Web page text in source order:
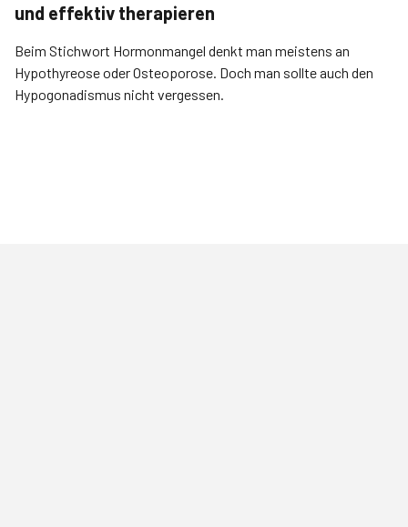
und effektiv therapieren
Beim Stichwort Hormonmangel denkt man meistens an
Hypothyreose oder Osteoporose. Doch man sollte auch den
Hypogonadismus nicht vergessen.